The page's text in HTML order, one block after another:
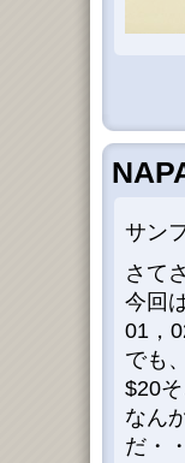
サン
さて
今回
01，
でも
$20
なん
だ・